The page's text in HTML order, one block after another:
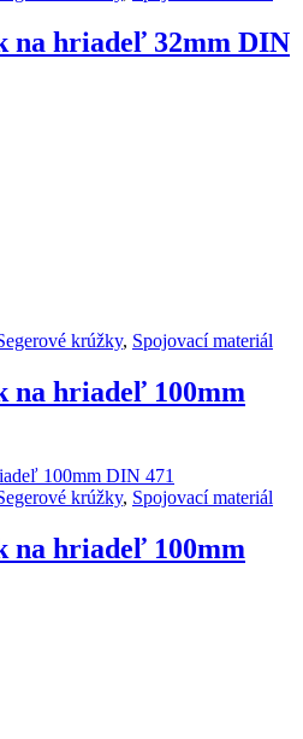
na hriadeľ 32mm DIN
krúžky, Spojovací materiál
na hriadeľ 100mm
krúžky, Spojovací materiál
na hriadeľ 100mm